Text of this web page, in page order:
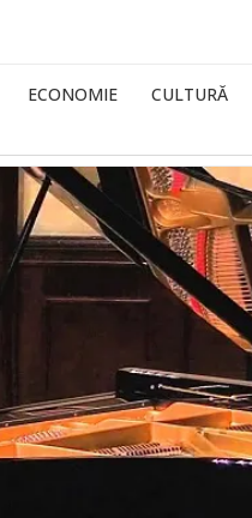
ECONOMIE CULTURĂ